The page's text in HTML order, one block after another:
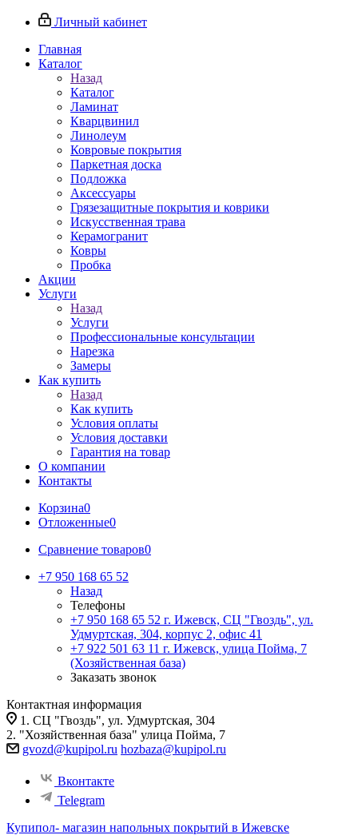
Личный кабинет
Главная
Каталог
Назад
Каталог
Ламинат
Кварцвинил
Линолеум
Ковровые покрытия
Паркетная доска
Подложка
Аксессуары
Грязезащитные покрытия и коврики
Искусственная трава
Керамогранит
Ковры
Пробка
Акции
Услуги
Назад
Услуги
Профессиональные консультации
Нарезка
Замеры
Как купить
Назад
Как купить
Условия оплаты
Условия доставки
Гарантия на товар
О компании
Контакты
Корзина0
Отложенные0
Сравнение товаров0
+7 950 168 65 52
Назад
Телефоны
+7 950 168 65 52 г. Ижевск, СЦ "Гвоздь", ул.
Удмуртская, 304, корпус 2, офис 41
+7 922 501 63 11 г. Ижевск, улица Пойма, 7
(Хозяйственная база)
Заказать звонок
Контактная информация
1. СЦ "Гвоздь", ул. Удмуртская, 304
2. "Хозяйственная база" улица Пойма, 7
gvozd@kupipol.ru hozbaza@kupipol.ru
Вконтакте
Telegram
Купипол- магазин напольных покрытий в Ижевске